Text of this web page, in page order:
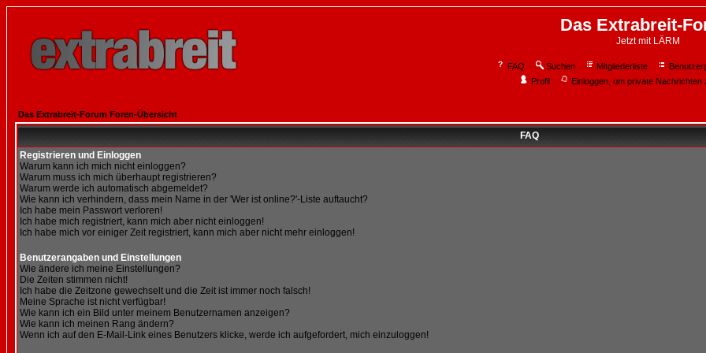
Das Extrabreit-
Jetzt mit LÄRM
FAQ Suchen Mitgliederliste
Profil
Einloggen, um private Nachrichten
Das Extrabreit-Forum Foren-Übersicht
FAQ
Registrieren und Einloggen
Warum kann ich mich nicht einloggen?
Warum muss ich mich überhaupt registrieren?
Warum werde ich automatisch abgemeldet?
Wie kann ich verhindern, dass mein Name in der 'Wer ist online?'-Liste auftaucht?
Ich habe mein Passwort verloren!
Ich habe mich registriert, kann mich aber nicht einloggen!
Ich habe mich vor einiger Zeit registriert, kann mich aber nicht mehr einloggen!
Benutzerangaben und Einstellungen
Wie ändere ich meine Einstellungen?
Die Zeiten stimmen nicht!
Ich habe die Zeitzone gewechselt und die Zeit ist immer noch falsch!
Meine Sprache ist nicht verfügbar!
Wie kann ich ein Bild unter meinem Benutzernamen anzeigen?
Wie kann ich meinen Rang ändern?
Wenn ich auf den E-Mail-Link eines Benutzers klicke, werde ich aufgefordert, mich einzuloggen!